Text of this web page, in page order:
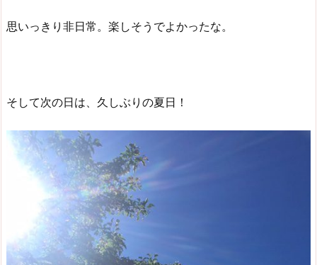
思いっきり非日常。楽しそうでよかったな。
そして次の日は、久しぶりの夏日！